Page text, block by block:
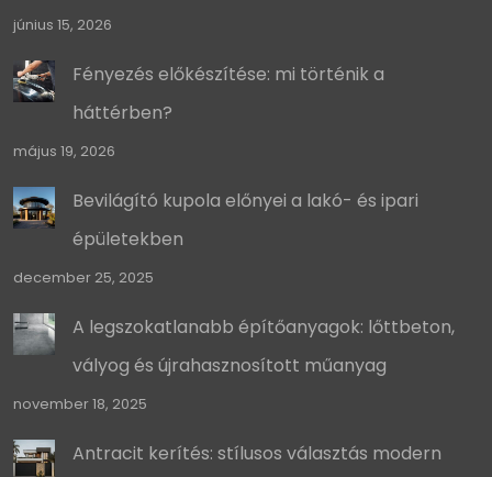
június 15, 2026
Fényezés előkészítése: mi történik a
háttérben?
május 19, 2026
Bevilágító kupola előnyei a lakó- és ipari
épületekben
december 25, 2025
A legszokatlanabb építőanyagok: lőttbeton,
vályog és újrahasznosított műanyag
november 18, 2025
Antracit kerítés: stílusos választás modern